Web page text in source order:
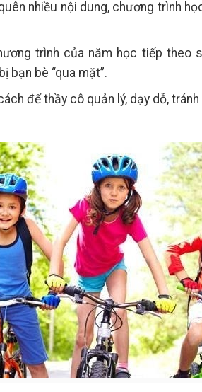
nhiều nội dung, chương trình
trình của năm học tiếp theo
bạn bè “qua mặt”.
để thầy cô quản lý, dạy dỗ,